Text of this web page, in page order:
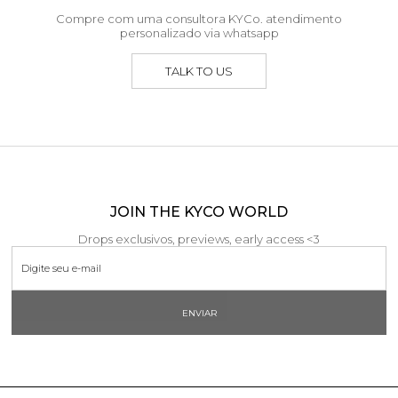
Compre com uma consultora KYCo. atendimento
personalizado via whatsapp
TALK TO US
JOIN THE KYCO WORLD
Drops exclusivos, previews, early access <3
ENVIAR